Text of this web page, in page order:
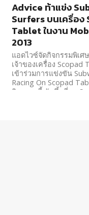
Advice ท้าแข่ง
Surfers บนเครื่อง
Tablet ในงาน
2013
แอดไวซ์จัดกิจกรรมพิเ
เจ้าของเครื่อง Scopad
เข้าร่วมการแข่งขัน
Racing On Scopad
กิจกรรมนี้ จัดขึ้นที่บูธ